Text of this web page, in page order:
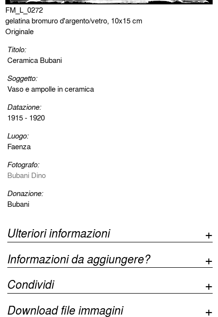
FM_L_0272
gelatina bromuro d'argento/vetro, 10x15 cm
Originale
Titolo:
Ceramica Bubani
Soggetto:
Vaso e ampolle in ceramica
Datazione:
1915 - 1920
Luogo:
Faenza
Fotografo:
Bubani Dino
Donazione:
Bubani
Ulteriori informazioni
Informazioni da aggiungere?
Condividi
Download file immagini